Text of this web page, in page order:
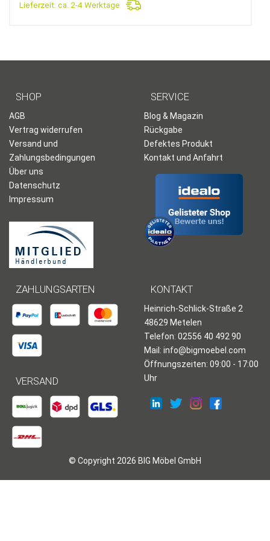
Lieferzeit: ca. 2-4 Werktage
SHOP
AGB
Vertrag widerrufen
Versand und
Zahlungsbedingungen
Über uns
Datenschutz
Impressum
SERVICE
Blog & Magazin
Rückgabe
Defektes Produkt
Kontakt und Anfahrt
ZAHLUNGSARTEN
VERSAND
KONTAKT
Heinrich-Schlick-Straße 2
48629 Metelen
Telefon: 02556 40 492 90
Mail: info@bigmoebel.com
Öffnungszeiten: 09:00 - 17:00
Uhr
© Copyright 2026 BIG Möbel GmbH